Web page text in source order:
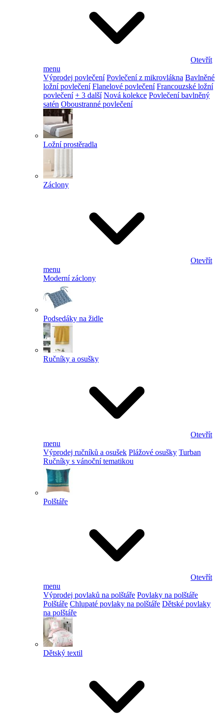
Otevřít
menu
Výprodej povlečení Povlečení z mikrovlákna Bavlněné
ložní povlečení Flanelové povlečení Francouzské ložní
povlečení + 3 další Nová kolekce Povlečení bavlněný
satén Oboustranné povlečení
Ložní prostěradla
Záclony
Otevřít
menu
Moderní záclony
Podsedáky na židle
Ručníky a osušky
Otevřít
menu
Výprodej ručníků a osušek Plážové osušky Turban
Ručníky s vánoční tematikou
Polštáře
Otevřít
menu
Výprodej povlaků na polštáře Povlaky na polštáře
Polštáře Chlupaté povlaky na polštáře Dětské povlaky
na polštáře
Dětský textil